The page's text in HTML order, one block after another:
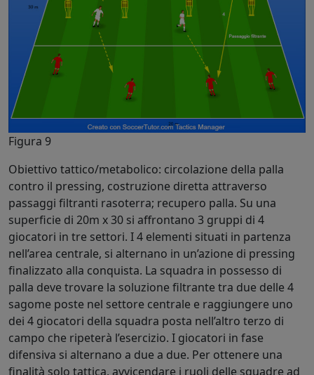
Figura 9
Obiettivo tattico/metabolico: circolazione della palla
contro il pressing, costruzione diretta attraverso
passaggi filtranti rasoterra; recupero palla. Su una
superficie di 20m x 30 si affrontano 3 gruppi di 4
giocatori in tre settori. I 4 elementi situati in partenza
nell’area centrale, si alternano in un’azione di pressing
finalizzato alla conquista. La squadra in possesso di
palla deve trovare la soluzione filtrante tra due delle 4
sagome poste nel settore centrale e raggiungere uno
dei 4 giocatori della squadra posta nell’altro terzo di
campo che ripeterà l’esercizio. I giocatori in fase
difensiva si alternano a due a due. Per ottenere una
finalità solo tattica, avvicendare i ruoli delle squadre ad